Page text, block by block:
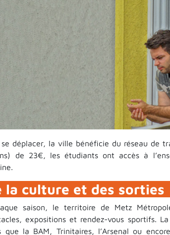
déplacer, la ville bénéficie du réseau de
de 23€, les étudiants ont accès à
la culture et des sorties
saison, le territoire de Metz
expositions et rendez-vous sportifs.
que la BAM, Trinitaires, l’Arsenal ou